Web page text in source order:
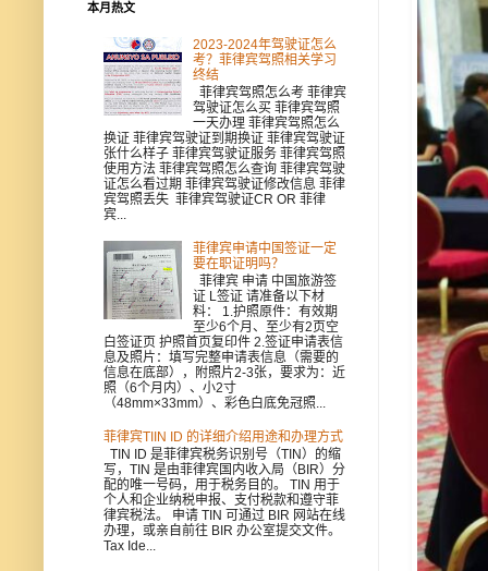
本月热文
2023-2024年驾驶证怎么
考？菲律宾驾照相关学习
终结
菲律宾驾照怎么考 菲律宾
驾驶证怎么买 菲律宾驾照
一天办理 菲律宾驾照怎么
换证 菲律宾驾驶证到期换证 菲律宾驾驶证
张什么样子 菲律宾驾驶证服务 菲律宾驾照
使用方法 菲律宾驾照怎么查询 菲律宾驾驶
证怎么看过期 菲律宾驾驶证修改信息 菲律
宾驾照丢失 菲律宾驾驶证CR OR 菲律
宾...
菲律宾申请中国签证一定
要在职证明吗？
菲律宾 申请 中国旅游签
证 L签证 请准备以下材
料： 1.护照原件：有效期
至少6个月、至少有2页空
白签证页 护照首页复印件 2.签证申请表信
息及照片：填写完整申请表信息（需要的
信息在底部），附照片2-3张，要求为：近
照（6个月内）、小2寸
（48mm×33mm）、彩色白底免冠照...
菲律宾TIIN ID 的详细介绍用途和办理方式
TIN ID 是菲律宾税务识别号（TIN）的缩
写，TIN 是由菲律宾国内收入局（BIR）分
配的唯一号码，用于税务目的。 TIN 用于
个人和企业纳税申报、支付税款和遵守菲
律宾税法。 申请 TIN 可通过 BIR 网站在线
办理，或亲自前往 BIR 办公室提交文件。
Tax Ide...